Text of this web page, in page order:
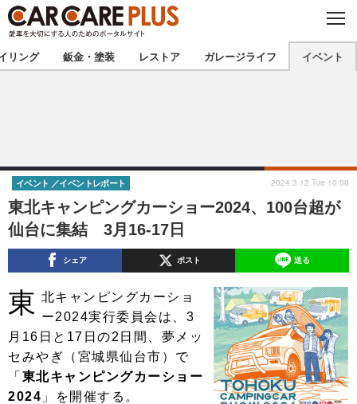
C
O
S
E
★カーケアプラス認定★ 厳選プロショップを地域から探す
甲信越 北陸
東海 関西
中国 四国
九州 沖縄
注目の記事
ショップレポート 愛車 File
自動車豆知識 ストップ！不具合修理＆粗悪修理
ディテイリング
ディテイリング 洗車
鈑金・塗装
リング 鈑金・塗装 レストア ガレージライフ イベント
東北キャンピングカーショー2024、100台超が
仙台に集結 3月16-17日
イベント イベントレポート 2024.3.12 Tue 10:00
シェア ポスト 送る
東 北キャンピングカーショ
ー2024実行委員会は、3
月16日と17日の2日間、夢メッ
セみやぎ（宮城県仙台市）で
「 東北キャンピングカーショー
2024 」を開催する。